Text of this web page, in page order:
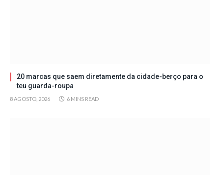
20 marcas que saem diretamente da cidade-berço para o
teu guarda-roupa
8 AGOSTO, 2026 6 MINS READ